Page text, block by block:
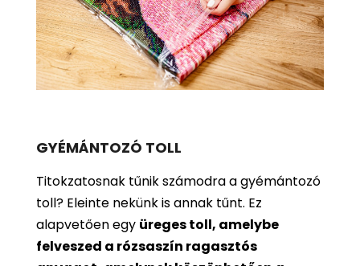
GYÉMÁNTOZÓ TOLL
Titokzatosnak tűnik számodra a gyémántozó
toll? Eleinte nekünk is annak tűnt. Ez
alapvetően egy üreges toll, amelybe
felveszed a rózsaszín ragasztós